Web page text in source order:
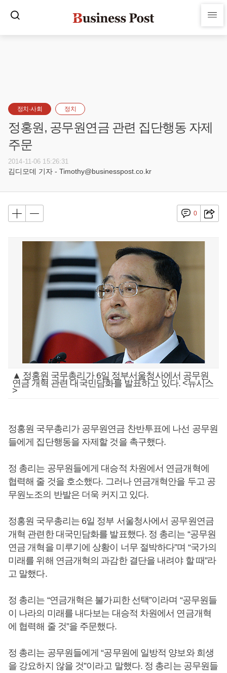
정치·사회 정치
정홍원, 공무원연금 관련 집단행동 자제
주문
2014-11-06 15:26:31
김디모데 기자 - Timothy@businesspost.co.kr
0
▲ 정홍원 국무총리가 6일 정부서울청사에서 공무원
연금 개혁 관련 대국민담화를 발표하고 있다. <뉴시스
>
정홍원 국무총리가 공무원연금 찬반투표에 나선 공무원
들에게 집단행동을 자제할 것을 촉구했다.
정 총리는 공무원들에게 대승적 차원에서 연금개혁에
협력해 줄 것을 호소했다. 그러나 연금개혁안을 두고 공
무원노조의 반발은 더욱 커지고 있다.
정홍원 국무총리는 6일 정부 서울청사에서 공무원연금
개혁 관련한 대국민담화를 발표했다. 정 총리는 “공무원
연금 개혁을 미루기에 상황이 너무 절박하다”며 “국가의
미래를 위해 연금개혁의 과감한 결단을 내려야 할 때”라
고 말했다.
정 총리는 “연금개혁은 불가피한 선택”이라며 “공무원들
이 나라의 미래를 내다보는 대승적 차원에서 연금개혁
에 협력해 줄 것”을 주문했다.
정 총리는 공무원들에게 “공무원에 일방적 양보와 희생
을 강요하지 않을 것”이라고 말했다. 정 총리는 공무원들